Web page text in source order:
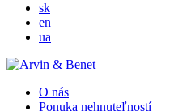
sk
en
ua
O nás
Ponuka nehnuteľností